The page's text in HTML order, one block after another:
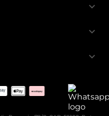
keyboard_arrow_down
keyboard_arrow_down
keyboard_arrow_down